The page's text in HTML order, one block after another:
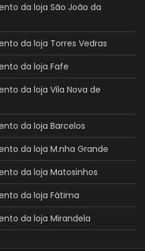
da loja São João da
da loja Torres Vedras
da loja Fafe
da loja Vila Nova de
da loja Barcelos
da loja M.nha Grande
da loja Matosinhos
da loja Fátima
da loja Mirandela